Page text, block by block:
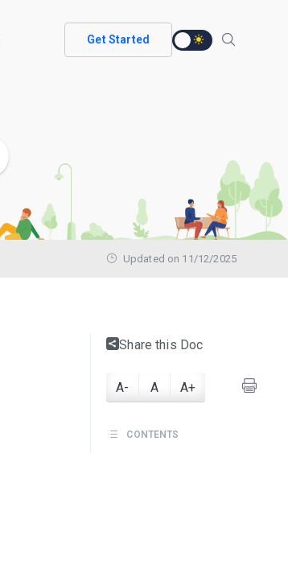
Get Started
Updated on 11/12/2025
Share this Doc
A- A A+
CONTENTS